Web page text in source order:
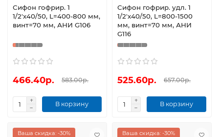
Сифон гофрир. 1
1/2'х40/50, L=400-800 мм,
винт=70 мм, АНИ G106
466.40р. 583.00р.
В корзину
Сифон гофрир. удл. 1
1/2'х40/50, L=800-1500
мм, винт=70 мм, АНИ
G116
525.60р. 657.00р.
В корзину
Ваша скидка: -30% Ваша скидка: -30%